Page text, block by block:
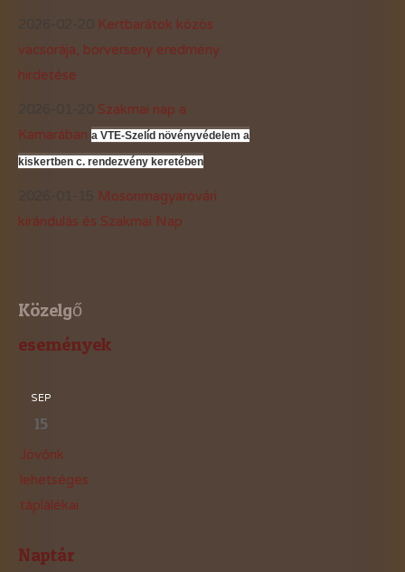
Kertbarátok közös
vacsorája, borverseny eredmény
hirdetése
Szakmai nap a
Kamarában a VTE-Szelíd növényvédelem a
kiskertben c. rendezvény keretében
Mosonmagyaróvári
kirándulás és Szakmai Nap
Közelgő
események
SEP
15
Jövőnk
lehetséges
táplálékai
Naptár